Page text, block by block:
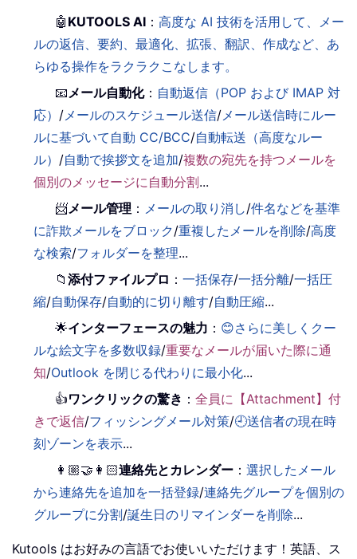
🤖 KUTOOLS AI ：高度な AI 技術を活用して、メー
ルの返信、要約、最適化、拡張、翻訳、作成など、あ
らゆる操作をラクラクこなします。
📧メール自動化： 自動返信（POP および IMAP 対
応） /メールのスケジュール送信/メール送信時にルー
ルに基づいて自動 CC/BCC/自動転送（高度なルー
ル） /自動で挨拶文を追加/複数の宛先を持つメールを
個別のメッセージに自動分割...
📨メール管理 ： メールの取り消し/件名などを基準
に詐欺メールをブロック/重複したメールを削除/高度
な検索/フォルダーを整理...
📁添付ファイルプロ ：一括保存/一括分離/一括圧
縮/自動保存/自動的に切り離す/自動圧縮...
🌟インターフェースの魅力 ： 😊さらに美しくクー
ルな絵文字を多数収録/重要なメールが届いた際に通
知/Outlook を閉じる代わりに最小化...
👍ワンクリックの驚き ：全員に【Attachment】付
きで返信/フィッシングメール対策/🕘送信者の現在時
刻ゾーンを表示...
👩🏼‍🤝‍👩🏻連絡先とカレンダー ：選択したメール
から連絡先を追加を一括登録/連絡先グループを個別の
グループに分割/誕生日のリマインダーを削除...
Kutools はお好みの言語でお使いいただけます！英語、ス